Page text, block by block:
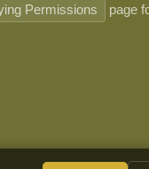
Permissions page